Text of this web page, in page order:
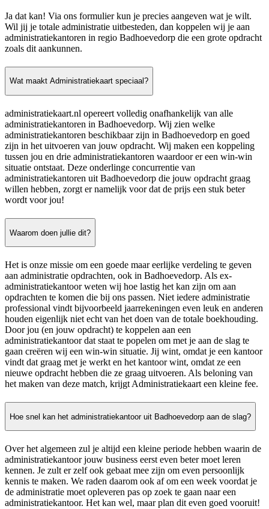
Ja dat kan! Via ons formulier kun je precies aangeven wat je wilt.
Wil jij je totale administratie uitbesteden, dan koppelen wij je aan
administratiekantoren in regio Badhoevedorp die een grote opdracht
zoals dit aankunnen.
Wat maakt Administratiekaart speciaal?
administratiekaart.nl opereert volledig onafhankelijk van alle
administratiekantoren in Badhoevedorp. Wij zien welke
administratiekantoren beschikbaar zijn in Badhoevedorp en goed
zijn in het uitvoeren van jouw opdracht. Wij maken een koppeling
tussen jou en drie administratiekantoren waardoor er een win-win
situatie ontstaat. Deze onderlinge concurrentie van
administratiekantoren uit Badhoevedorp die jouw opdracht graag
willen hebben, zorgt er namelijk voor dat de prijs een stuk beter
wordt voor jou!
Waarom doen jullie dit?
Het is onze missie om een goede maar eerlijke verdeling te geven
aan administratie opdrachten, ook in Badhoevedorp. Als ex-
administratiekantoor weten wij hoe lastig het kan zijn om aan
opdrachten te komen die bij ons passen. Niet iedere administratie
professional vindt bijvoorbeeld jaarrekeningen even leuk en anderen
houden eigenlijk niet echt van het doen van de totale boekhouding.
Door jou (en jouw opdracht) te koppelen aan een
administratiekantoor dat staat te popelen om met je aan de slag te
gaan creëren wij een win-win situatie. Jij wint, omdat je een kantoor
vindt dat graag met je werkt en het kantoor wint, omdat ze een
nieuwe opdracht hebben die ze graag uitvoeren. Als beloning van
het maken van deze match, krijgt Administratiekaart een kleine fee.
Hoe snel kan het administratiekantoor uit Badhoevedorp aan de slag?
Over het algemeen zul je altijd een kleine periode hebben waarin de
administratiekantoor jouw business eerst even beter moet leren
kennen. Je zult er zelf ook gebaat mee zijn om even persoonlijk
kennis te maken. We raden daarom ook af om een week voordat je
de administratie moet opleveren pas op zoek te gaan naar een
administratiekantoor. Het kan wel, maar plan dit even goed vooruit!